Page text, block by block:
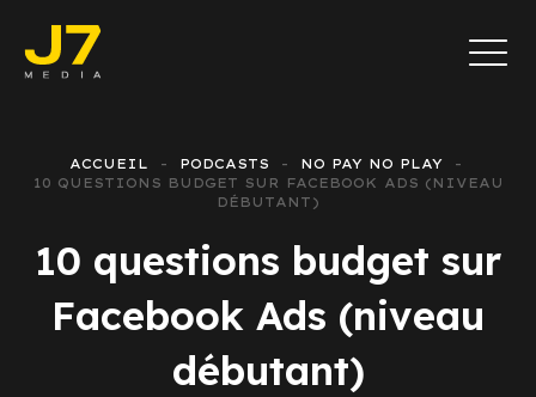
ACCUEIL PODCASTS
NO PAY NO PLAY
10 QUESTIONS BUDGET SUR FACEBOOK ADS (NIVEAU
DÉBUTANT)
10 questions budget sur
Facebook Ads (niveau
débutant)